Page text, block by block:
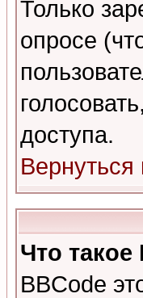
Только
опросе
доступа.
Вернуться
Что такое
BBCode